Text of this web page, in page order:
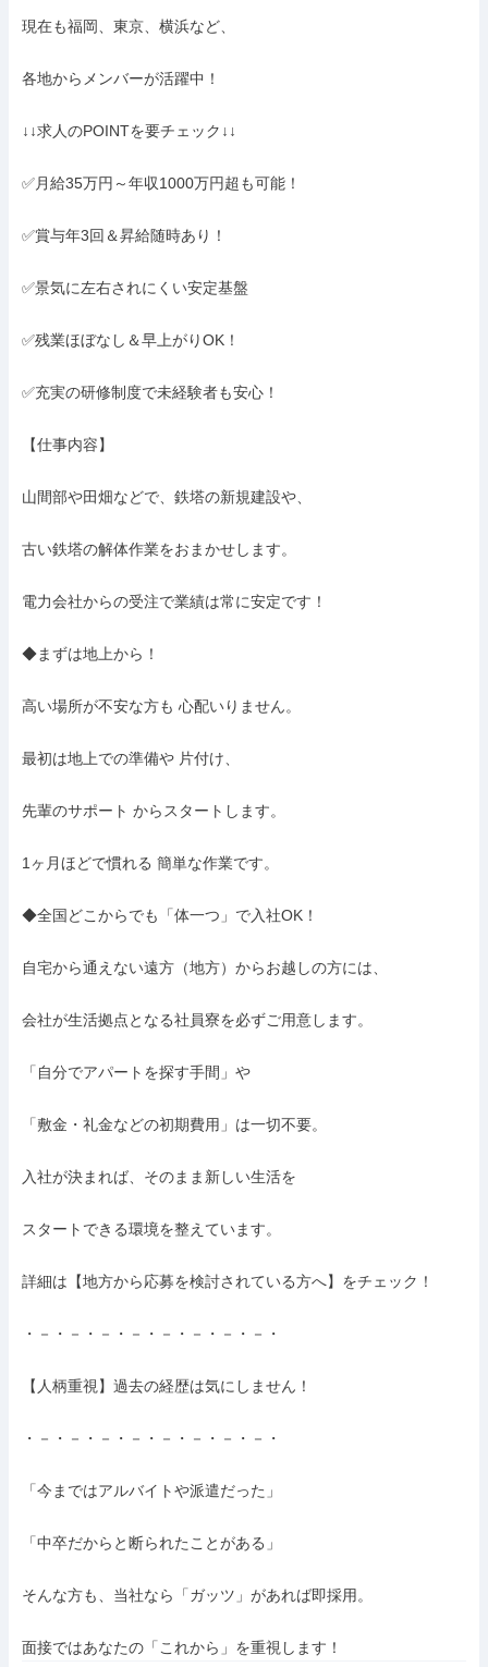
現在も福岡、東京、横浜など、
各地からメンバーが活躍中！
↓↓求人のPOINTを要チェック↓↓
✅月給35万円～年収1000万円超も可能！
✅賞与年3回＆昇給随時あり！
✅景気に左右されにくい安定基盤
✅残業ほぼなし＆早上がりOK！
✅充実の研修制度で未経験者も安心！
【仕事内容】
山間部や田畑などで、鉄塔の新規建設や、
古い鉄塔の解体作業をおまかせします。
電力会社からの受注で業績は常に安定です！
◆まずは地上から！
高い場所が不安な方も 心配いりません。
最初は地上での準備や 片付け、
先輩のサポート からスタートします。
1ヶ月ほどで慣れる 簡単な作業です。
◆全国どこからでも「体一つ」で入社OK！
自宅から通えない遠方（地方）からお越しの方には、
会社が生活拠点となる社員寮を必ずご用意します。
「自分でアパートを探す手間」や
「敷金・礼金などの初期費用」は一切不要。
入社が決まれば、そのまま新しい生活を
スタートできる環境を整えています。
詳細は【地方から応募を検討されている方へ】をチェック！
・－・－・－・－・－・－・－・－・
【人柄重視】過去の経歴は気にしません！
・－・－・－・－・－・－・－・－・
「今まではアルバイトや派遣だった」
「中卒だからと断られたことがある」
そんな方も、当社なら「ガッツ」があれば即採用。
面接ではあなたの「これから」を重視します！